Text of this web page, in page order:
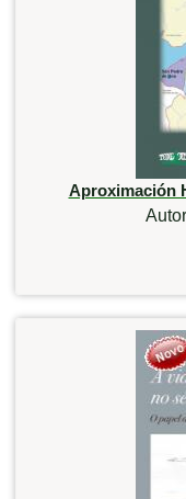
Aproximación